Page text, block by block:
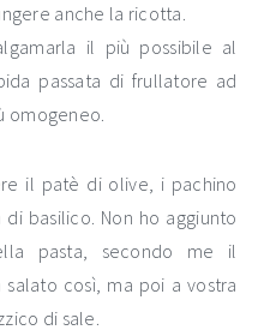
anche la ricotta.
il più possibile al
passata di frullatore ad
omogeneo.
il patè di olive, i pachino
basilico. Non ho aggiunto
pasta, secondo me il
così, ma poi a vostra
di sale.